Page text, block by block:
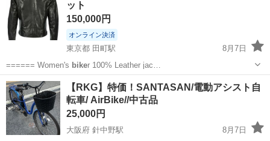
工場のお仕事 ◇コネクタ製造工...
ット
150,000円
オンライン決済
東京都 田町駅
8月7日
====== Women's biker 100% Leather jac…
東京 港区 田町駅 ジャケット レザージャケット
【RKG】特価！SANTASAN/電動アシスト自
転車/ AirBike//中古品
25,000円
大阪府 針中野駅
8月7日